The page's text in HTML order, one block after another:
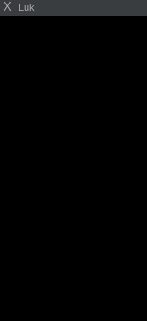
X Luk